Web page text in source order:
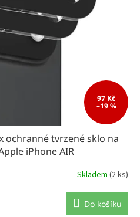
97 Kč
–19 %
ochranné tvrzené sklo na
iPhone AIR
Skladem (2 ks)
Do košíku